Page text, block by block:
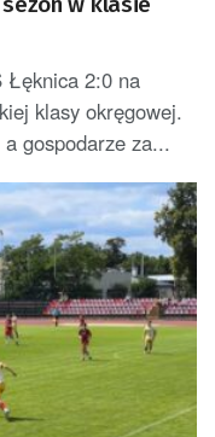
Łęknica 2:0 na
klasy okręgowej.
a gospodarze za...